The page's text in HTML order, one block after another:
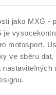
jako MXG -
je
motosport.
ve sběru